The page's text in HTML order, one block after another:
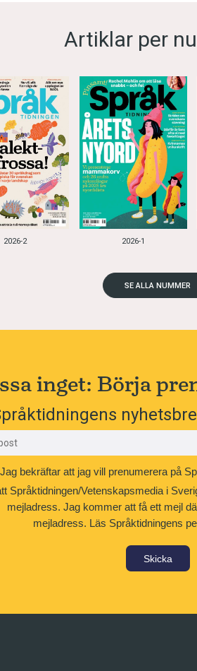
Artiklar per
2026-2 2026-1
SE ALLA NUMMER
inget: Börja
Jag bekräftar att jag vill prenumerera på
Språktidningen/Vetenskapsmedia i
mejladress. Jag kommer att få ett mejl
mejladress. Läs Språktidningens
Skicka